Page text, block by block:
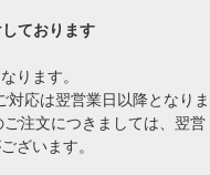
ております
ります。
応は翌営業日以降となりま
注文につきましては、翌営
ざいます。